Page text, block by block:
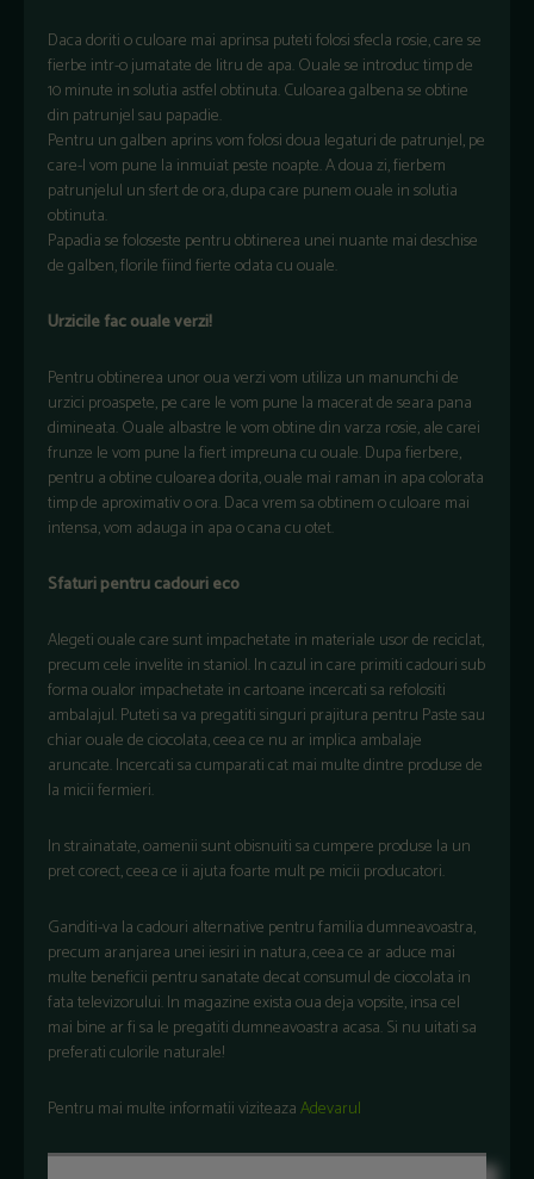
Daca doriti o culoare mai aprinsa puteti folosi sfecla rosie, care se
fierbe intr-o jumatate de litru de apa. Ouale se introduc timp de
10 minute in solutia astfel obtinuta. Culoarea galbena se obtine
din patrunjel sau papadie.
Pentru un galben aprins vom folosi doua legaturi de patrunjel, pe
care-l vom pune la inmuiat peste noapte. A doua zi, fierbem
patrunjelul un sfert de ora, dupa care punem ouale in solutia
obtinuta.
Papadia se foloseste pentru obtinerea unei nuante mai deschise
de galben, florile fiind fierte odata cu ouale.
Urzicile fac ouale verzi!
Pentru obtinerea unor oua verzi vom utiliza un manunchi de
urzici proaspete, pe care le vom pune la macerat de seara pana
dimineata. Ouale albastre le vom obtine din varza rosie, ale carei
frunze le vom pune la fiert impreuna cu ouale. Dupa fierbere,
pentru a obtine culoarea dorita, ouale mai raman in apa colorata
timp de aproximativ o ora. Daca vrem sa obtinem o culoare mai
intensa, vom adauga in apa o cana cu otet.
Sfaturi pentru cadouri eco
Alegeti ouale care sunt impachetate in materiale usor de reciclat,
precum cele invelite in staniol. In cazul in care primiti cadouri sub
forma oualor impachetate in cartoane incercati sa refolositi
ambalajul. Puteti sa va pregatiti singuri prajitura pentru Paste sau
chiar ouale de ciocolata, ceea ce nu ar implica ambalaje
aruncate. Incercati sa cumparati cat mai multe dintre produse de
la micii fermieri.
In strainatate, oamenii sunt obisnuiti sa cumpere produse la un
pret corect, ceea ce ii ajuta foarte mult pe micii producatori.
Ganditi-va la cadouri alternative pentru familia dumneavoastra,
precum aranjarea unei iesiri in natura, ceea ce ar aduce mai
multe beneficii pentru sanatate decat consumul de ciocolata in
fata televizorului. In magazine exista oua deja vopsite, insa cel
mai bine ar fi sa le pregatiti dumneavoastra acasa. Si nu uitati sa
preferati culorile naturale!
Pentru mai multe informatii viziteazaAdevarul